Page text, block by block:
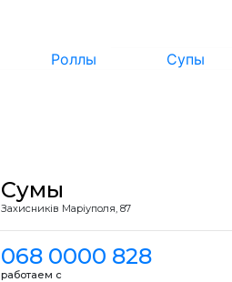
Роллы Супы
Сумы
Захисників Маріуполя, 87
068 0000 828
работаем с